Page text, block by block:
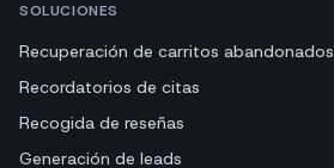
SOLUCIONES
Recuperación de carritos abandonados
Recordatorios de citas
Recogida de reseñas
Generación de leads